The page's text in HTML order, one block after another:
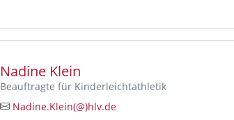
Nadine Klein
Beauftragte für Kinderleichtathletik
Nadine.Klein(@)hlv.de